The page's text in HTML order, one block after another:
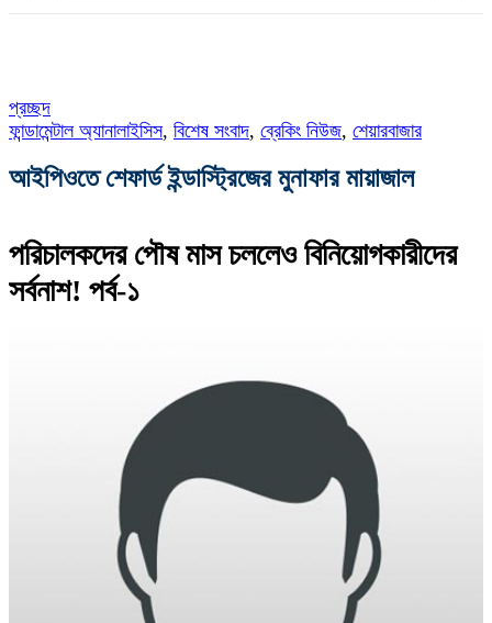
প্রচ্ছদ
ফান্ডামেন্টাল অ্যানালাইসিস, বিশেষ সংবাদ, ব্রেকিং নিউজ, শেয়ারবাজার
আইপিওতে শেফার্ড ইন্ডাস্ট্রিজের মুনাফার মায়াজাল
পরিচালকদের পৌষ মাস চললেও বিনিয়োগকারীদের
সর্বনাশ! পর্ব-১